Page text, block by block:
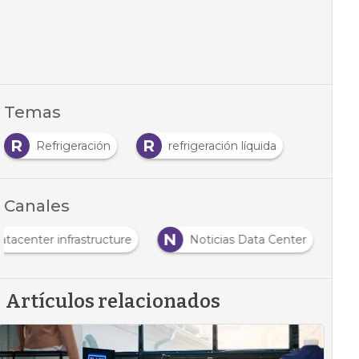
Temas
R
Refrigeración R refrigeración líquida
Canales
infrastructure N Noticias Data Center
Artículos relacionados